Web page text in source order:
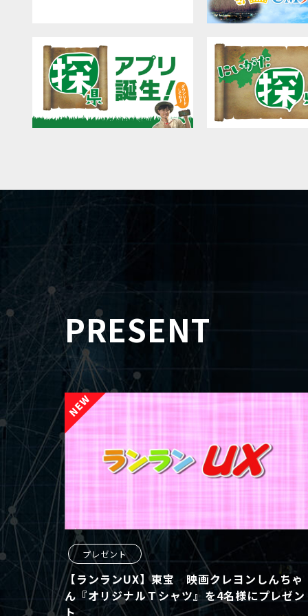
PRESENT
プレゼント
【ランランUX】東宝 映画クレヨンしんちゃ
ん『オリジナルＴシャツ』を4名様にプレゼン
ト